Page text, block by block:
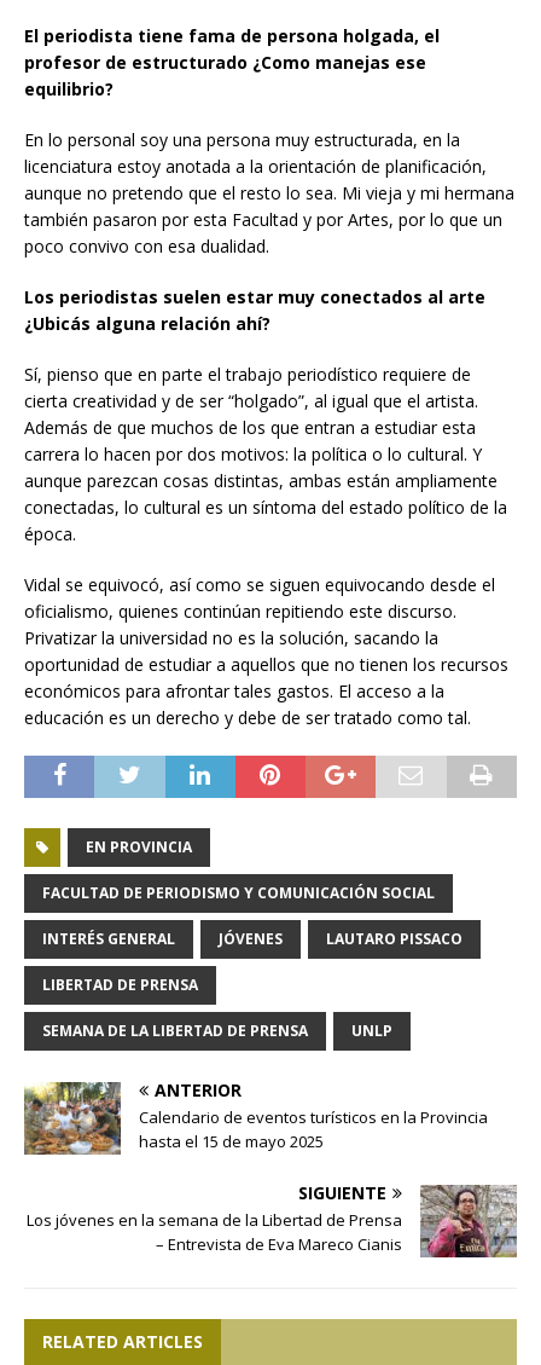
El periodista tiene fama de persona holgada, el
profesor de estructurado ¿Como manejas ese
equilibrio?
En lo personal soy una persona muy estructurada, en la
licenciatura estoy anotada a la orientación de planificación,
aunque no pretendo que el resto lo sea. Mi vieja y mi hermana
también pasaron por esta Facultad y por Artes, por lo que un
poco convivo con esa dualidad.
Los periodistas suelen estar muy conectados al arte
¿Ubicás alguna relación ahí?
Sí, pienso que en parte el trabajo periodístico requiere de
cierta creatividad y de ser “holgado”, al igual que el artista.
Además de que muchos de los que entran a estudiar esta
carrera lo hacen por dos motivos: la política o lo cultural. Y
aunque parezcan cosas distintas, ambas están ampliamente
conectadas, lo cultural es un síntoma del estado político de la
época.
Vidal se equivocó, así como se siguen equivocando desde el
oficialismo, quienes continúan repitiendo este discurso.
Privatizar la universidad no es la solución, sacando la
oportunidad de estudiar a aquellos que no tienen los recursos
económicos para afrontar tales gastos. El acceso a la
educación es un derecho y debe de ser tratado como tal.
EN PROVINCIA
FACULTAD DE PERIODISMO Y COMUNICACIÓN SOCIAL
INTERÉS GENERAL JÓVENES LAUTARO PISSACO
LIBERTAD DE PRENSA
SEMANA DE LA LIBERTAD DE PRENSA UNLP
ANTERIOR
Calendario de eventos turísticos en la Provincia
hasta el 15 de mayo 2025
SIGUIENTE
Los jóvenes en la semana de la Libertad de Prensa
– Entrevista de Eva Mareco Cianis
RELATED ARTICLES